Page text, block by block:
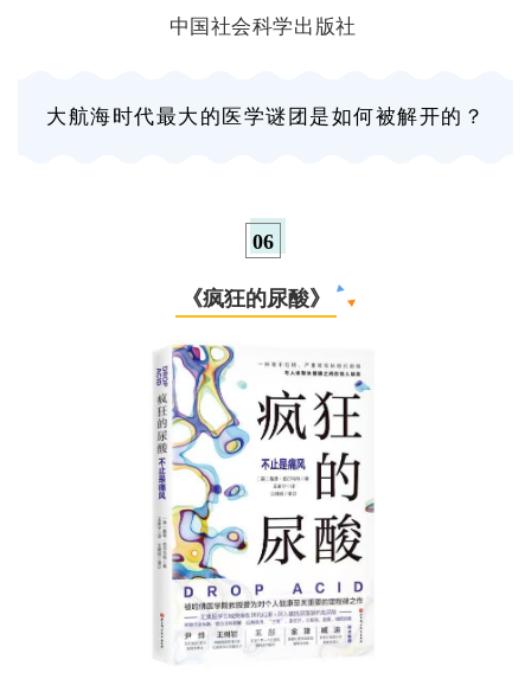
中国社会科学出版社
大航海时代最大的医学谜团是如何被解开的？
06
《疯狂的尿酸》